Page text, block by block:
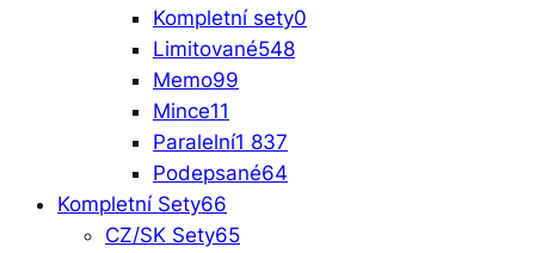
Kompletní sety0
Limitované548
Memo99
Mince11
Paralelní1 837
Podepsané64
Kompletní Sety66
CZ/SK Sety65